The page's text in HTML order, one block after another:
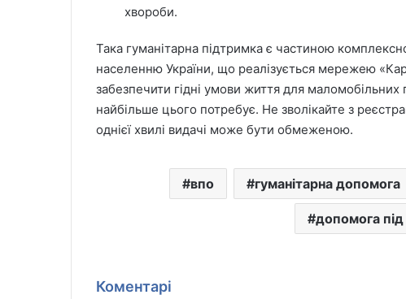
хвороби.
Така гуманітарна підтримка є частиною
населенню України, що реалізується мережею
забезпечити гідні умови життя для маломобільних
найбільше цього потребує. Не зволікайте з
однієї хвилі видачі може бути обмеженою.
впо гуманітарна допомога
допомога під
Коментарі